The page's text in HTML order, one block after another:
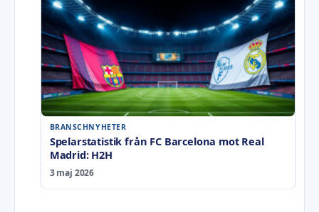
BRANSCHNYHETER
Spelarstatistik från FC Barcelona mot Real
Madrid: H2H
3 maj 2026